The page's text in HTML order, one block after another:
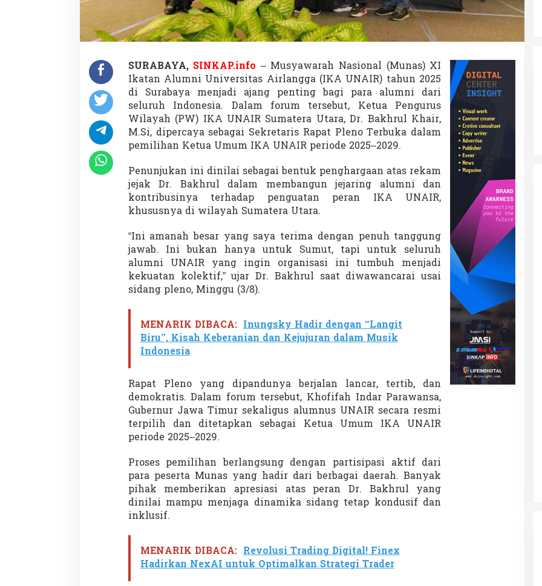
l
e
n
o
n
a
s
I
K
A
U
N
I
R
2
0
2
–
2
0
2
9
SURABAYA, SINKAP.info – Musyawarah Nasional (Munas) XI
Ikatan Alumni Universitas Airlangga (IKA UNAIR) tahun 2025
di Surabaya menjadi ajang penting bagi para alumni dari
seluruh Indonesia. Dalam forum tersebut, Ketua Pengurus
Wilayah (PW) IKA UNAIR Sumatera Utara, Dr. Bakhrul Khair,
M.Si, dipercaya sebagai Sekretaris Rapat Pleno Terbuka dalam
pemilihan Ketua Umum IKA UNAIR periode 2025–2029.
Penunjukan ini dinilai sebagai bentuk penghargaan atas rekam
jejak Dr. Bakhrul dalam membangun jejaring alumni dan
kontribusinya terhadap penguatan peran IKA UNAIR,
khususnya di wilayah Sumatera Utara.
“Ini amanah besar yang saya terima dengan penuh tanggung
jawab. Ini bukan hanya untuk Sumut, tapi untuk seluruh
alumni UNAIR yang ingin organisasi ini tumbuh menjadi
kekuatan kolektif,” ujar Dr. Bakhrul saat diwawancarai usai
sidang pleno, Minggu (3/8).
MENARIK DIBACA: Inungsky Hadir dengan “Langit
Biru”, Kisah Keberanian dan Kejujuran dalam Musik
Indonesia
Rapat Pleno yang dipandunya berjalan lancar, tertib, dan
demokratis. Dalam forum tersebut, Khofifah Indar Parawansa,
Gubernur Jawa Timur sekaligus alumnus UNAIR secara resmi
terpilih dan ditetapkan sebagai Ketua Umum IKA UNAIR
periode 2025–2029.
Proses pemilihan berlangsung dengan partisipasi aktif dari
para peserta Munas yang hadir dari berbagai daerah. Banyak
pihak memberikan apresiasi atas peran Dr. Bakhrul yang
dinilai mampu menjaga dinamika sidang tetap kondusif dan
inklusif.
MENARIK DIBACA: Revolusi Trading Digital! Finex
Hadirkan NexAI untuk Optimalkan Strategi Trader